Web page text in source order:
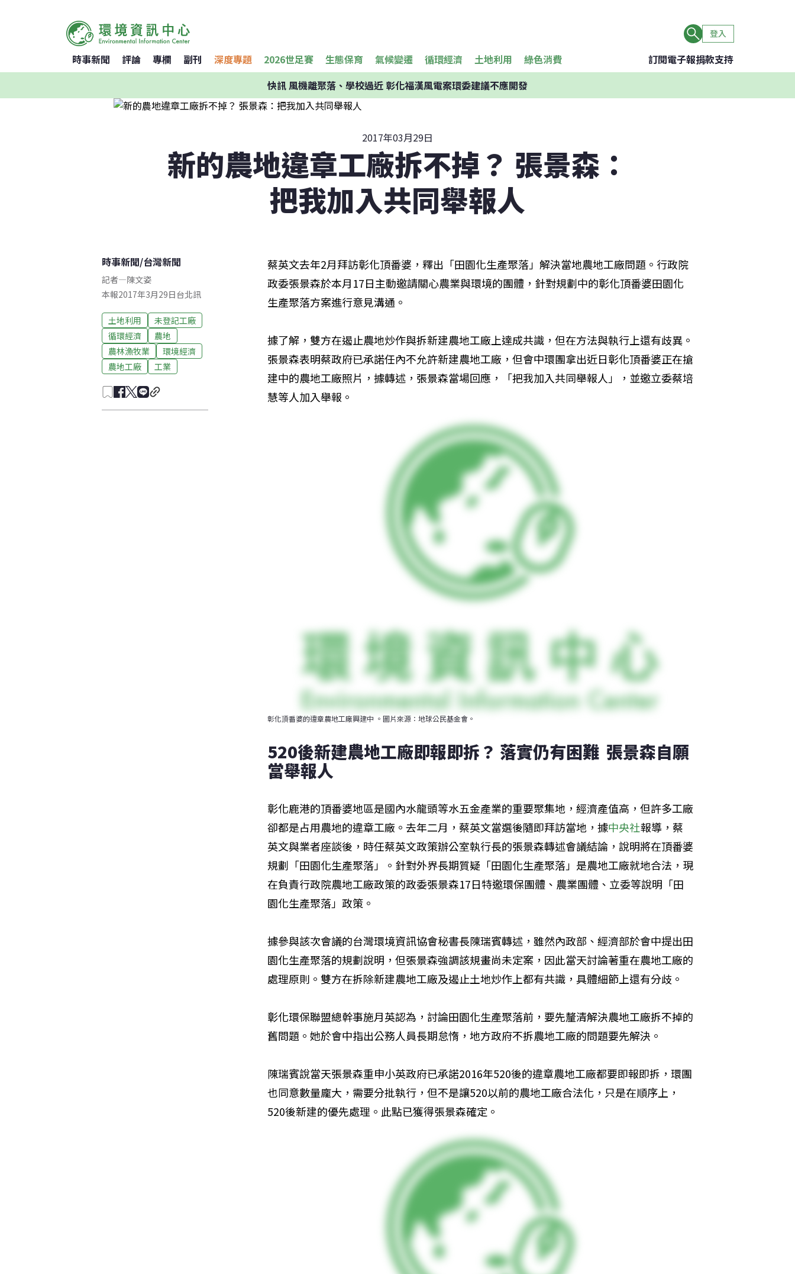
登入
時事新聞 評論 專欄 副刊 深度專題 2026世足賽 生態保育 氣候變遷 循環經濟 土地利用 綠色消費 訂閱電子報捐款支持
快訊風機離聚落、學校過近 彰化福漢風電案環委建議不應開發
2017年03月29日
新的農地違章工廠拆不掉？ 張景森：
把我加入共同舉報人
時事新聞/台灣新聞
記者—陳文姿
本報2017年3月29日台北訊
土地利用
未登記工廠
循環經濟
農地
農林漁牧業
環境經濟
農地工廠
工業
蔡英文去年2月拜訪彰化頂番婆，釋出「田園化生產聚落」解決當地農地工廠問題。行政院
政委張景森於本月17日主動邀請關心農業與環境的團體，針對規劃中的彰化頂番婆田園化
生產聚落方案進行意見溝通。
據了解，雙方在遏止農地炒作與拆新建農地工廠上達成共識，但在方法與執行上還有歧異。
張景森表明蔡政府已承諾任內不允許新建農地工廠，但會中環團拿出近日彰化頂番婆正在搶
建中的農地工廠照片，據轉述，張景森當場回應，「把我加入共同舉報人」，並邀立委蔡培
慧等人加入舉報。
彰化頂番婆的違章農地工廠興建中 。圖片來源：地球公民基金會。
520後新建農地工廠即報即拆？ 落實仍有困難  張景森自願
當舉報人
彰化鹿港的頂番婆地區是國內水龍頭等水五金產業的重要聚集地，經濟產值高，但許多工廠
卻都是占用農地的違章工廠。去年二月，蔡英文當選後隨即拜訪當地，據中央社報導，蔡
英文與業者座談後，時任蔡英文政策辦公室執行長的張景森轉述會議結論，說明將在頂番婆
規劃「田園化生產聚落」。針對外界長期質疑「田園化生產聚落」是農地工廠就地合法，現
在負責行政院農地工廠政策的政委張景森17日特邀環保團體、農業團體、立委等說明「田
園化生產聚落」政策。
據參與該次會議的台灣環境資訊協會秘書長陳瑞賓轉述，雖然內政部、經濟部於會中提出田
園化生產聚落的規劃說明，但張景森強調該規畫尚未定案，因此當天討論著重在農地工廠的
處理原則。雙方在拆除新建農地工廠及遏止土地炒作上都有共識，具體細節上還有分歧。
彰化環保聯盟總幹事施月英認為，討論田園化生產聚落前，要先釐清解決農地工廠拆不掉的
舊問題。她於會中指出公務人員長期怠惰，地方政府不拆農地工廠的問題要先解決。
陳瑞賓說當天張景森重申小英政府已承諾2016年520後的違章農地工廠都要即報即拆，環團
也同意數量龐大，需要分批執行，但不是讓520以前的農地工廠合法化，只是在順序上，
520後新建的優先處理。此點已獲得張景森確定。